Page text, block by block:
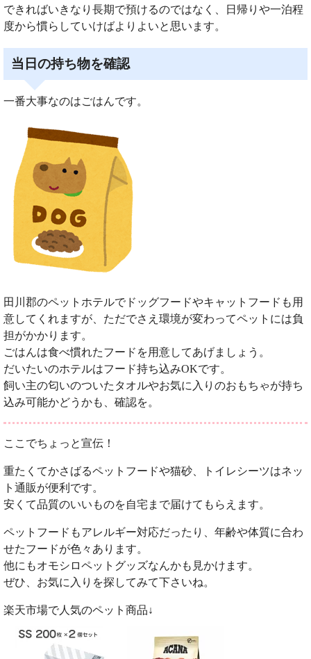
できればいきなり長期で預けるのではなく、日帰りや一泊程
度から慣らしていけばよりよいと思います。
当日の持ち物を確認
一番大事なのはごはんです。
田川郡のペットホテルでドッグフードやキャットフードも用
意してくれますが、ただでさえ環境が変わってペットには負
担がかかります。
ごはんは食べ慣れたフードを用意してあげましょう。
だいたいのホテルはフード持ち込みOKです。
飼い主の匂いのついたタオルやお気に入りのおもちゃが持ち
込み可能かどうかも、確認を。
ここでちょっと宣伝！
重たくてかさばるペットフードや猫砂、トイレシーツはネッ
ト通販が便利です。
安くて品質のいいものを自宅まで届けてもらえます。
ペットフードもアレルギー対応だったり、年齢や体質に合わ
せたフードが色々あります。
他にもオモシロペットグッズなんかも見かけます。
ぜひ、お気に入りを探してみて下さいね。
楽天市場で人気のペット商品↓